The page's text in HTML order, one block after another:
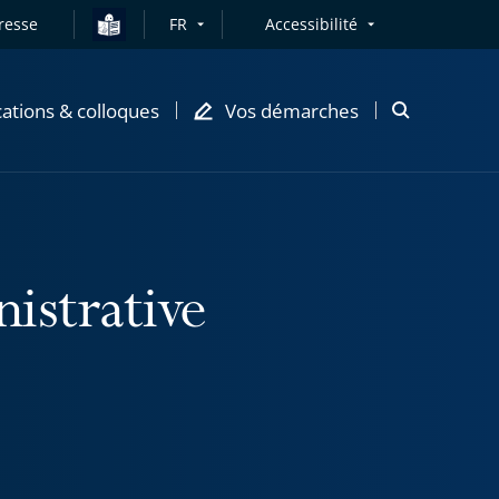
FR Accessibilité
& colloques Vos démarches
Ouvrir